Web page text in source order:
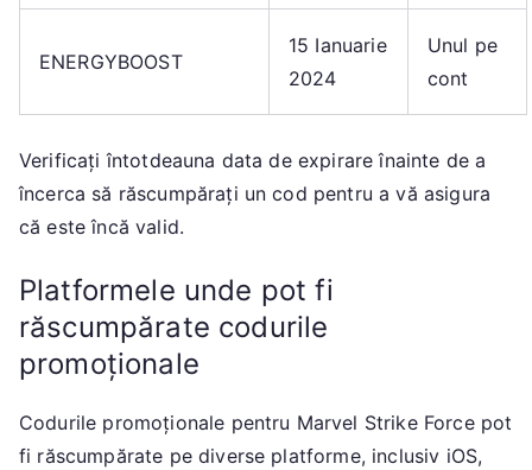
ENERGYBOOST
15 Ianuarie
2024
Unul pe
cont
Verificați întotdeauna data de expirare înainte de a
încerca să răscumpărați un cod pentru a vă asigura
că este încă valid.
Platformele unde pot fi
răscumpărate codurile
promoționale
Codurile promoționale pentru Marvel Strike Force pot
fi răscumpărate pe diverse platforme, inclusiv iOS,